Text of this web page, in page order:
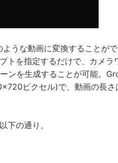
うな動画に変換することが
トを指定するだけで、カメラ
ンを生成することが可能。
ピクセル)で、動画の長さ
下の通り。